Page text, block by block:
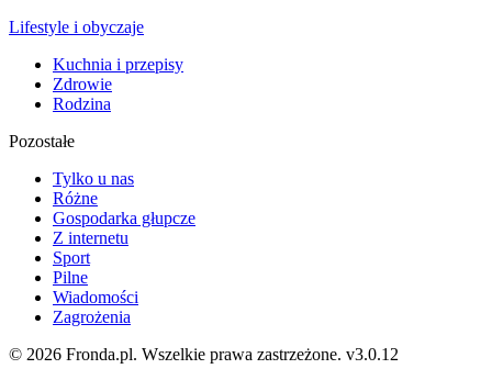
Lifestyle i obyczaje
Kuchnia i przepisy
Zdrowie
Rodzina
Pozostałe
Tylko u nas
Różne
Gospodarka głupcze
Z internetu
Sport
Pilne
Wiadomości
Zagrożenia
© 2026 Fronda.pl. Wszelkie prawa zastrzeżone. v3.0.12